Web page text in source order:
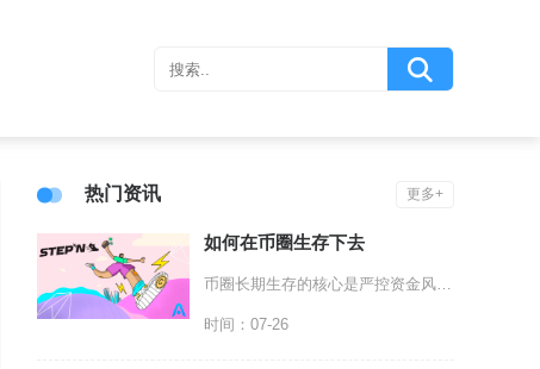
热门资讯 更多+
如何在币圈生存下去
币圈长期生存的核心是严控资金风险、搭建完整资产防护体系、建立独立项目研判逻辑，放弃短期暴富
时间：07-26